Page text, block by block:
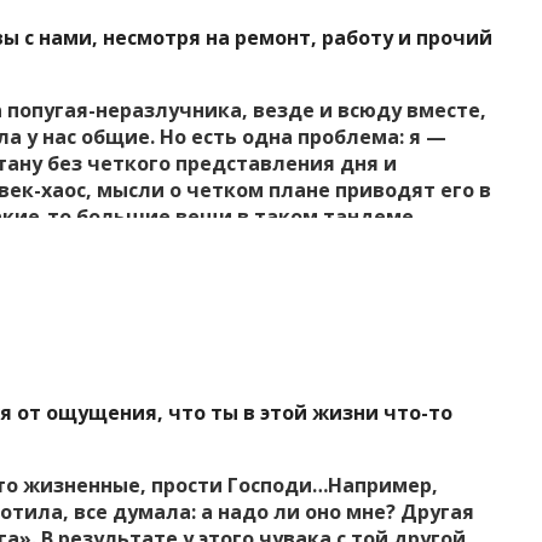
мечту?
с нами, несмотря на ремонт, работу и прочий
неразлучника, везде и всюду вместе,
у нас общие. Но есть одна проблема: я —
без четкого представления дня и
хаос, мысли о четком плане приводят его в
то большие вещи в таком тандеме
пунктик как данность и пытаюсь
и жду, жду, жду, когда человек-хаос будет
тем, что муж — единственный
знаниях держится бюджет и дом. Все, что
это выстраивание собственной
что я пытаюсь сбежать из рая. Может, вы
от ощущения, что ты в этой жизни что-то
жизненные, прости Господи…Например,
все думала: а надо ли оно мне? Другая